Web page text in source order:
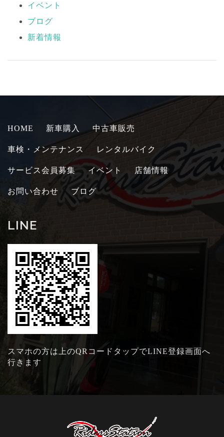
イベント
ブログ
新着情報
HOME 新車購入 中古車販売
車検・メンテナンス レンタルバイク
サービス会員募集 イベント 店舗情報
お問い合わせ ブログ
LINE
スマホの方は上のQRコードタップでLINE登録画面へ
行きます